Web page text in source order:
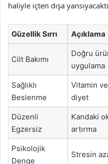
haliyle içten dışa
Güzellik Sırrı Açıklama
Cilt Bakımı
Doğru
uygulama
Sağlıklı
Beslenme
Vitamin
diyet
Düzenli
Egzersiz
Kandaki
artırma
Psikolojik
Denge
Stresin